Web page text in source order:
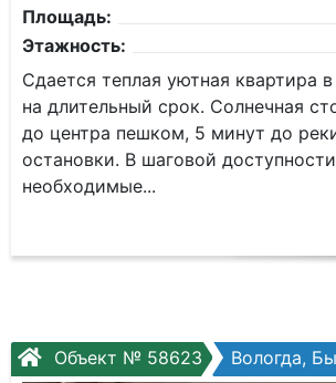
Площадь:
Этажность:
Сдается теплая уютная квартира
на длительный срок. Солнечная
до центра пешком, 5 минут до
остановки. В шаговой
необходимые...
Объект № 58623 Вологда,